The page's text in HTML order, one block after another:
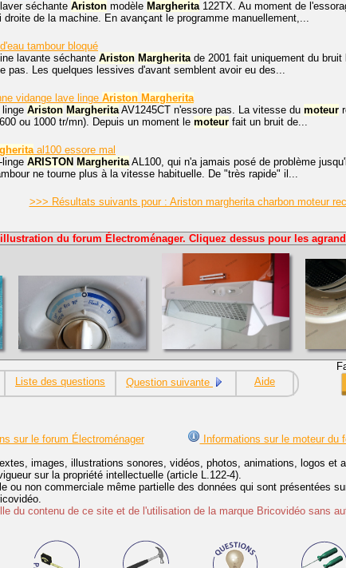
séchante Ariston modèle Margherita122TX. Au moment de
de la machine. En avançant le programme manuellement,...
tambour bloqué
lavante séchante Ariston Margheritade 2001 fait uniquement du bruit
pas. Les quelques lessives d'avant semblent avoir eu des...
vidange lave linge Ariston Margherita
Ariston MargheritaAV1245CT n'essore pas. La vitesse du moteur
ou 1000 tr/mn). Depuis un moment le moteur fait un bruit de...
al100 essore mal
linge ARISTON MargheritaAL100, qui n'a jamais posé de problème
ne tourne plus à la vitesse habituelle. De "très rapide" il...
>>> Résultats suivants pour : Ariston margherita charbon moteur
du forum Électroménager. Cliquez dessus pour les
Liste des questions Question suivante Aide
sur le forum Électroménager Informations sur le moteur du
images, illustrations sonores, vidéos, photos, animations, logos et
sur la propriété intellectuelle (article L.122-4).
ou non commerciale même partielle des données qui sont présentées
du contenu de ce site et de l'utilisation de la marque Bricovidéo sans